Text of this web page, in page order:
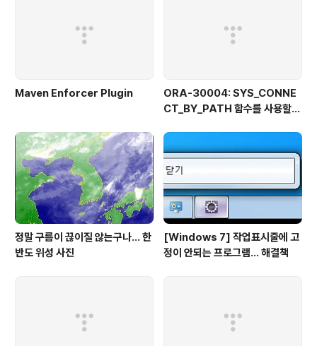
Maven Enforcer Plugin
ORA-30004: SYS_CONNE
CT_BY_PATH 함수를 사용할
할 수 없습니다
정말 구름이 끊이질 않는구나... 한
반도 위성 사진
[Windows 7] 작업표시줄에 고
정이 안되는 프로그램... 해결책